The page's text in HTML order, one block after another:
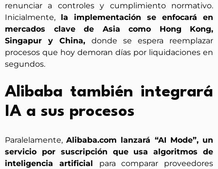
renunciar a controles y cumplimiento normativo.
Inicialmente, la implementación se enfocará en
mercados clave de Asia como Hong Kong,
Singapur y China, donde se espera reemplazar
procesos que hoy demoran días por liquidaciones en
segundos.
Alibaba también integrará
IA a sus procesos
Paralelamente,Alibaba.com lanzará “AI Mode”, un
servicio por suscripción que usa algoritmos de
inteligencia artificial para comparar proveedores